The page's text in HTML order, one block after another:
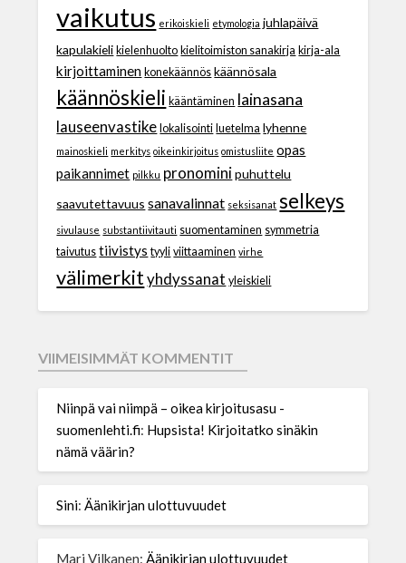
vaikutus erikoiskieli etymologia juhlapäivä
kapulakieli kielenhuolto kielitoimiston sanakirja kirja-ala
kirjoittaminen konekäännös käännösala
käännöskieli kääntäminen lainasana
lauseenvastike lokalisointi luetelma lyhenne
mainoskieli merkitys oikeinkirjoitus omistusliite opas
paikannimet pilkku pronomini puhuttelu
saavutettavuus sanavalinnat seksisanat selkeys
sivulause substantiivitauti suomentaminen symmetria
taivutus tiivistys tyyli viittaaminen virhe
välimerkit yhdyssanat yleiskieli
VIIMEISIMMÄT KOMMENTIT
Niinpä vai niimpä – oikea kirjoitusasu -
suomenlehti.fi: Hupsista! Kirjoitatko sinäkin
nämä väärin?
Sini: Äänikirjan ulottuvuudet
Mari Vilkanen: Äänikirjan ulottuvuudet